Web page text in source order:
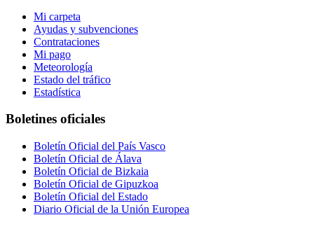
Mi carpeta
Ayudas y subvenciones
Contrataciones
Mi pago
Meteorología
Estado del tráfico
Estadística
Boletines oficiales
Boletín Oficial del País Vasco
Boletín Oficial de Álava
Boletín Oficial de Bizkaia
Boletín Oficial de Gipuzkoa
Boletín Oficial del Estado
Diario Oficial de la Unión Europea